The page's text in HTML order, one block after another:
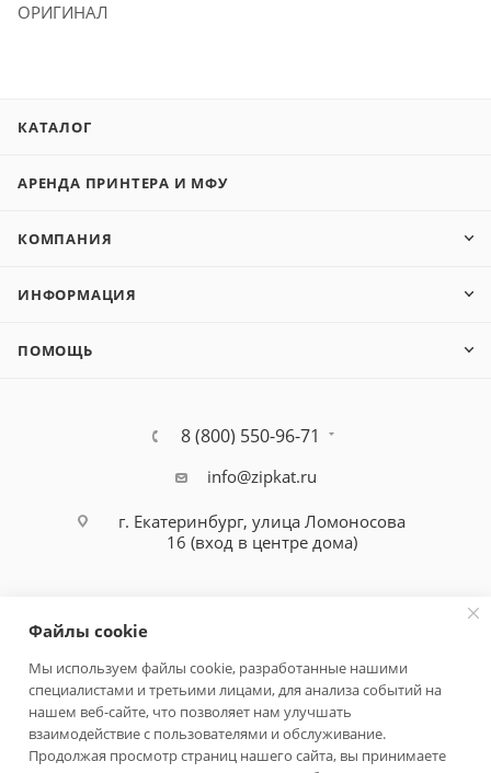
ОРИГИНАЛ
КАТАЛОГ
АРЕНДА ПРИНТЕРА И МФУ
КОМПАНИЯ
ИНФОРМАЦИЯ
ПОМОЩЬ
8 (800) 550-96-71
info@zipkat.ru
г. Екатеринбург, улица Ломоносова
16 (вход в центре дома)
Политика конфиденциальности
Файлы cookie
Мы используем файлы cookie, разработанные нашими
специалистами и третьими лицами, для анализа событий на
нашем веб-сайте, что позволяет нам улучшать
взаимодействие с пользователями и обслуживание.
Продолжая просмотр страниц нашего сайта, вы принимаете